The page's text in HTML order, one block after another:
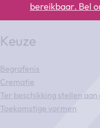
bereikbaar. Bel
Keuze
Begrafenis
Crematie
Ter beschikking stellen
Toekomstige vormen